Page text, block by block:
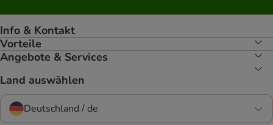
Info & Kontakt
Vorteile
Angebote & Services
Land auswählen
Deutschland / de